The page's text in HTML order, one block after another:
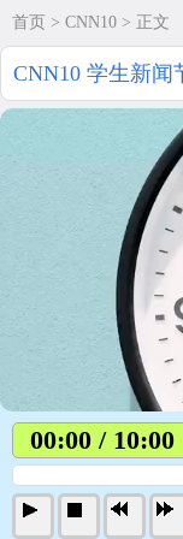
首页 > CNN10 > 正文
CNN10 学生新闻
00:00 / 10:00